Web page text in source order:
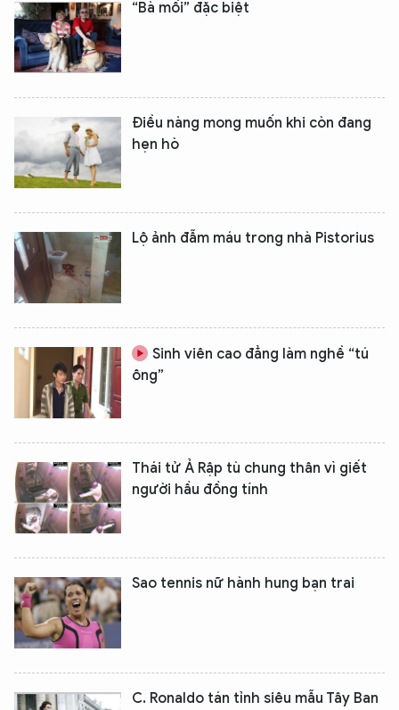
“Bà mối” đặc biệt
Điều nàng mong muốn khi còn đang
hẹn hò
Lộ ảnh đẫm máu trong nhà Pistorius
Sinh viên cao đẳng làm nghề “tú
ông”
Thái tử Ả Rập tù chung thân vì giết
người hầu đồng tính
Sao tennis nữ hành hung bạn trai
C. Ronaldo tán tỉnh siêu mẫu Tây Ban